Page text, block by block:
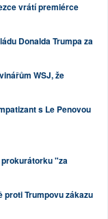
vrátí premiérce
Donalda Trumpa za
WSJ, že
s Le Penovou
"za
Trumpovu zákazu